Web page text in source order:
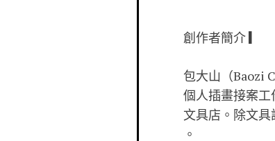
創作者簡介 ▎
包大山（Baozi
個人插畫接案
文具店。除文
。